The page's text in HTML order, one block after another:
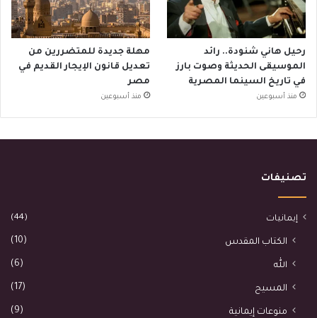
رحيل هاني شنودة.. رائد
الموسيقى الحديثة وصوت بارز
في تاريخ السينما المصرية
منذ أسبوعين
مهلة جديدة للمتضررين من
تعديل قانون الإيجار القديم في
مصر
منذ أسبوعين
تصنيفات
إيمانيات (44)
الكتاب المقدس (10)
الله (6)
المسيح (17)
منوعات إيمانية (9)